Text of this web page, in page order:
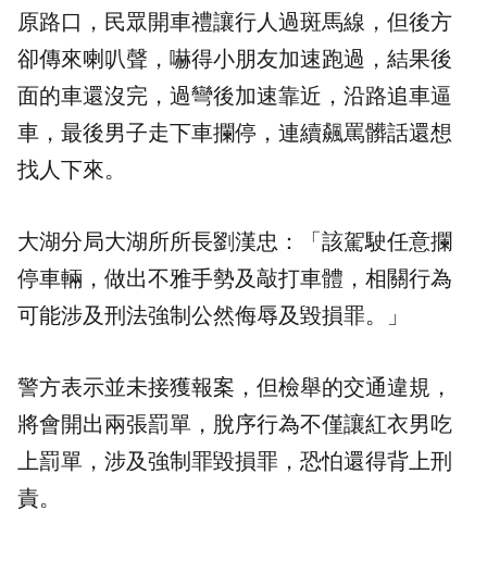
原路口，民眾開車禮讓行人過斑馬線，但後方
卻傳來喇叭聲，嚇得小朋友加速跑過，結果後
面的車還沒完，過彎後加速靠近，沿路追車逼
車，最後男子走下車攔停，連續飆罵髒話還想
找人下來。
大湖分局大湖所所長劉漢忠：「該駕駛任意攔
停車輛，做出不雅手勢及敲打車體，相關行為
可能涉及刑法強制公然侮辱及毀損罪。」
警方表示並未接獲報案，但檢舉的交通違規，
將會開出兩張罰單，脫序行為不僅讓紅衣男吃
上罰單，涉及強制罪毀損罪，恐怕還得背上刑
責。